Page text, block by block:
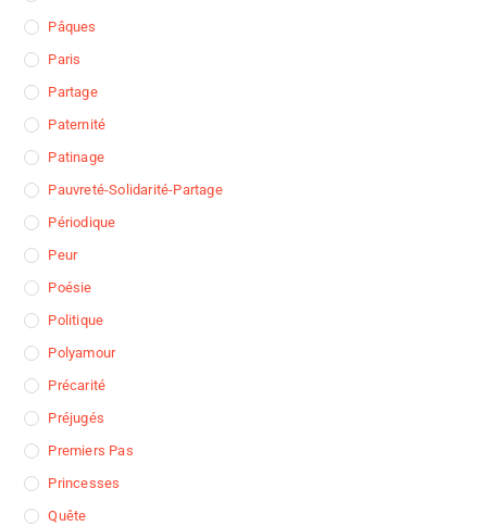
Pâques
Paris
Partage
Paternité
Patinage
Pauvreté-Solidarité-Partage
Périodique
Peur
Poésie
Politique
Polyamour
Précarité
Préjugés
Premiers Pas
Princesses
Quête